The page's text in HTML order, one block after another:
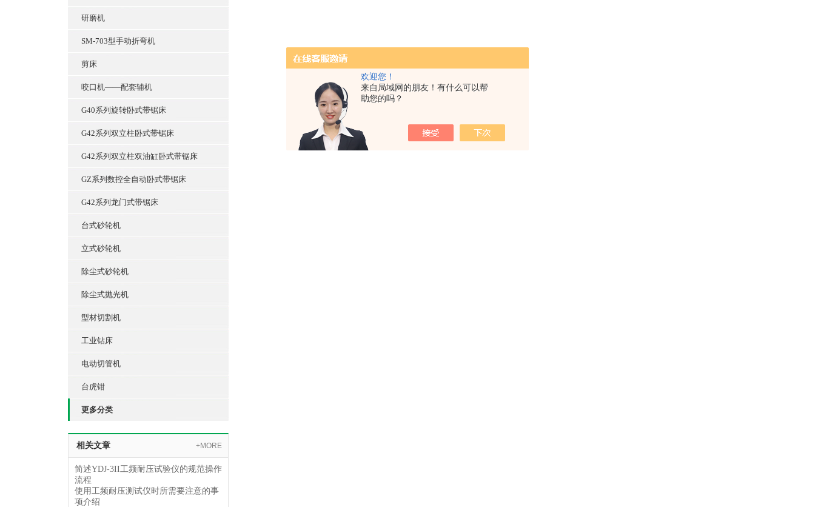
欢迎您！
来自局域网的朋友！有什么可以帮
助您的吗？
研磨机
SM-703型手动折弯机
剪床
咬口机——配套辅机
G40系列旋转卧式带锯床
G42系列双立柱卧式带锯床
G42系列双立柱双油缸卧式带锯床
GZ系列数控全自动卧式带锯床
G42系列龙门式带锯床
台式砂轮机
立式砂轮机
除尘式砂轮机
除尘式抛光机
型材切割机
工业钻床
电动切管机
台虎钳
更多分类
相关文章 +MORE
简述YDJ-3II工频耐压试验仪的规范操作
流程
使用工频耐压测试仪时所需要注意的事
项介绍